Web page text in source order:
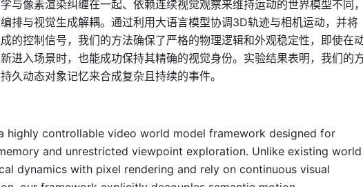
与像素渲染纠缠在一起、依赖连续视觉观察来维持运动的世界模型不同，
排与视觉生成解耦。通过利用大语言模型协调3D轨迹与相机运动，并将
的控制信号，我们的方法确保了严格的物理逻辑和外观稳定性，即使在
进入场景时，也能成功保持其精确的视觉身份。实验结果表明，我们的
久动态对象记忆来合成复杂且持续的事件。
highly controllable video world model framework designed for
and unrestricted viewpoint exploration. Unlike existing world
dynamics with pixel rendering and rely on continuous visual